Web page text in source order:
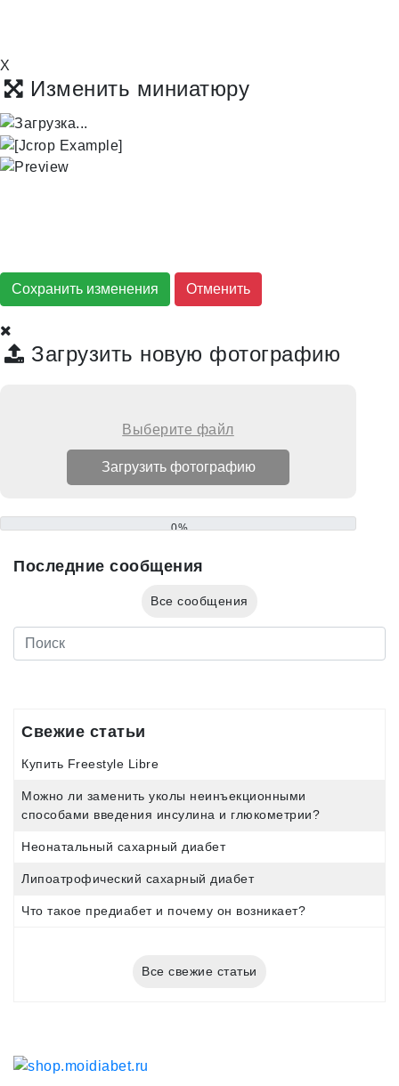
X
Изменить миниатюру
Сохранить изменения
Загрузить новую фотографию
Выберите файл
0%
Последние сообщения
Все сообщения
Свежие статьи
Купить Freestyle Libre
Можно ли заменить уколы неинъекционными
способами введения инсулина и глюкометрии?
Неонатальный сахарный диабет
Липоатрофический сахарный диабет
Что такое предиабет и почему он возникает?
Все свежие статьи